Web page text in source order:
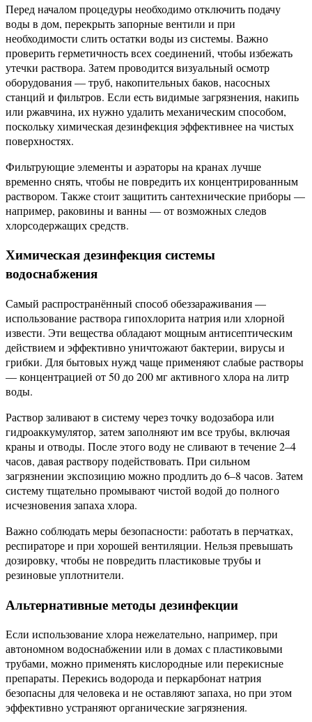
Перед началом процедуры необходимо отключить подачу
воды в дом, перекрыть запорные вентили и при
необходимости слить остатки воды из системы. Важно
проверить герметичность всех соединений, чтобы избежать
утечки раствора. Затем проводится визуальный осмотр
оборудования — труб, накопительных баков, насосных
станций и фильтров. Если есть видимые загрязнения, накипь
или ржавчина, их нужно удалить механическим способом,
поскольку химическая дезинфекция эффективнее на чистых
поверхностях.
Фильтрующие элементы и аэраторы на кранах лучше
временно снять, чтобы не повредить их концентрированным
раствором. Также стоит защитить сантехнические приборы —
например, раковины и ванны — от возможных следов
хлорсодержащих средств.
Химическая дезинфекция системы
водоснабжения
Самый распространённый способ обеззараживания —
использование раствора гипохлорита натрия или хлорной
извести. Эти вещества обладают мощным антисептическим
действием и эффективно уничтожают бактерии, вирусы и
грибки. Для бытовых нужд чаще применяют слабые растворы
— концентрацией от 50 до 200 мг активного хлора на литр
воды.
Раствор заливают в систему через точку водозабора или
гидроаккумулятор, затем заполняют им все трубы, включая
краны и отводы. После этого воду не сливают в течение 2–4
часов, давая раствору подействовать. При сильном
загрязнении экспозицию можно продлить до 6–8 часов. Затем
систему тщательно промывают чистой водой до полного
исчезновения запаха хлора.
Важно соблюдать меры безопасности: работать в перчатках,
респираторе и при хорошей вентиляции. Нельзя превышать
дозировку, чтобы не повредить пластиковые трубы и
резиновые уплотнители.
Альтернативные методы дезинфекции
Если использование хлора нежелательно, например, при
автономном водоснабжении или в домах с пластиковыми
трубами, можно применять кислородные или перекисные
препараты. Перекись водорода и перкарбонат натрия
безопасны для человека и не оставляют запаха, но при этом
эффективно устраняют органические загрязнения.